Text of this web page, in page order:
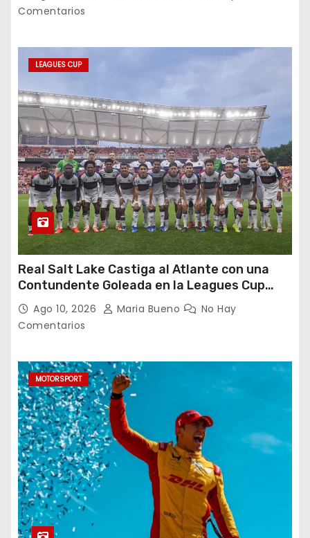
Comentarios
LEAGUES CUP
Real Salt Lake Castiga al Atlante con una
Contundente Goleada en la Leagues Cup
2026Ago 10, 2026 Maria Bueno
No Hay
Comentarios
MOTORSPORT